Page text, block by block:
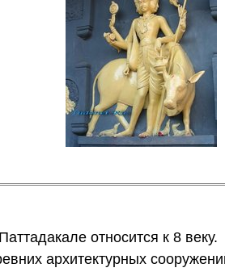
относится к 8 веку.
архитектурных